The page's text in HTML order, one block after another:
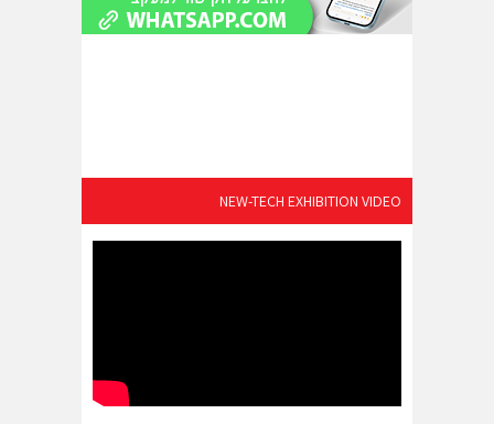
NEW-TECH EXHIBITION VIDEO